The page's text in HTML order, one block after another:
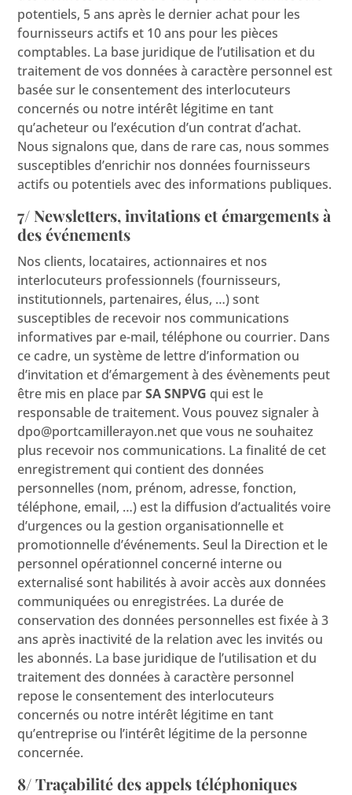
potentiels, 5 ans après le dernier achat pour les
fournisseurs actifs et 10 ans pour les pièces
comptables. La base juridique de l’utilisation et du
traitement de vos données à caractère personnel est
basée sur le consentement des interlocuteurs
concernés ou notre intérêt légitime en tant
qu’acheteur ou l’exécution d’un contrat d’achat.
Nous signalons que, dans de rare cas, nous sommes
susceptibles d’enrichir nos données fournisseurs
actifs ou potentiels avec des informations publiques.
7/ Newsletters, invitations et émargements à
des événements
Nos clients, locataires, actionnaires et nos
interlocuteurs professionnels (fournisseurs,
institutionnels, partenaires, élus, …) sont
susceptibles de recevoir nos communications
informatives par e-mail, téléphone ou courrier. Dans
ce cadre, un système de lettre d’information ou
d’invitation et d’émargement à des évènements peut
être mis en place parSA SNPVG qui est le
responsable de traitement. Vous pouvez signaler à
dpo@portcamillerayon.netque vous ne souhaitez
plus recevoir nos communications. La finalité de cet
enregistrement qui contient des données
personnelles (nom, prénom, adresse, fonction,
téléphone, email, …) est la diffusion d’actualités voire
d’urgences ou la gestion organisationnelle et
promotionnelle d’événements. Seul la Direction et le
personnel opérationnel concerné interne ou
externalisé sont habilités à avoir accès aux données
communiquées ou enregistrées. La durée de
conservation des données personnelles est fixée à 3
ans après inactivité de la relation avec les invités ou
les abonnés. La base juridique de l’utilisation et du
traitement des données à caractère personnel
repose le consentement des interlocuteurs
concernés ou notre intérêt légitime en tant
qu’entreprise ou l’intérêt légitime de la personne
concernée.
8/ Traçabilité des appels téléphoniques